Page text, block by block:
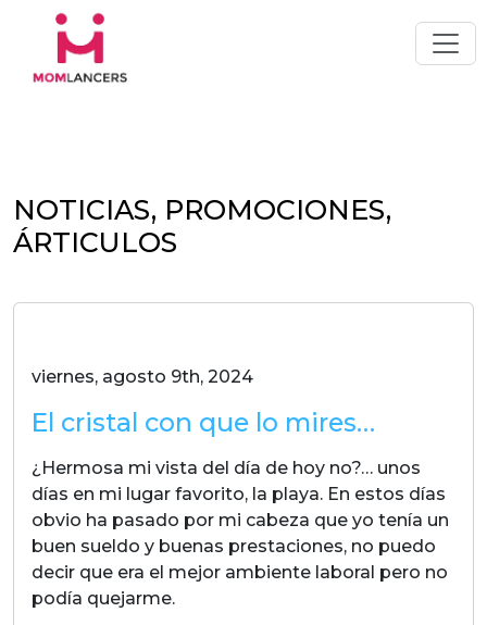
NOTICIAS, PROMOCIONES,
ÁRTICULOS
viernes, agosto 9th, 2024
El cristal con que lo mires…
¿Hermosa mi vista del día de hoy no?… unos
días en mi lugar favorito, la playa. En estos días
obvio ha pasado por mi cabeza que yo tenía un
buen sueldo y buenas prestaciones, no puedo
decir que era el mejor ambiente laboral pero no
podía quejarme.